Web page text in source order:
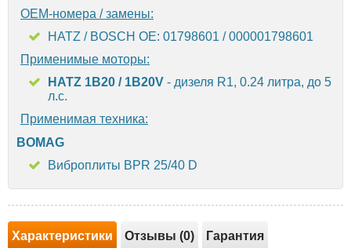
OEM-номера / замены:
HATZ / BOSCH OE: 01798601 / 000001798601
Применимые моторы:
HATZ 1B20 / 1B20V - дизеля R1, 0.24 литра, до 5
л.с.
Применимая техника:
BOMAG
Виброплиты BPR 25/40 D
Характеристики Отзывы (0) Гарантия